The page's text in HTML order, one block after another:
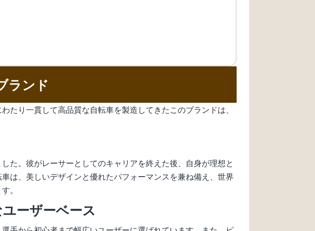
ランド
り一貫して高品質な自転車を製造してきたこのブランドは、
た。彼がレーサーとしてのキャリアを終えた後、自身が理想と
は、美しいデザインと優れたパフォーマンスを兼ね備え、世界
。
ーザーベース